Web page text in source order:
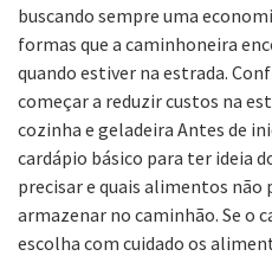
buscando sempre uma
formas que a caminhoneira
quando estiver na estrada.
começar a reduzir custos na
cozinha e geladeira Antes de
cardápio básico para ter ideia
precisar e quais alimentos não
armazenar no caminhão. Se o
escolha com cuidado os